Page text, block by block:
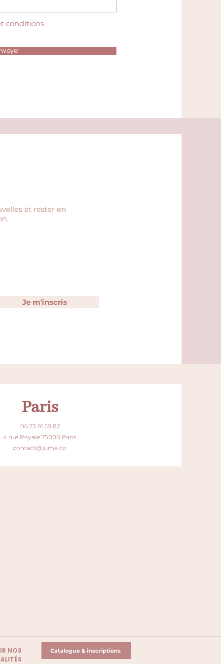
conditions
et rester en
Je m'inscris
Paris
06 73 91 59 82
4 rue Royale 75008 Paris
contact@jume.co
NOS
Catalogue & inscriptions